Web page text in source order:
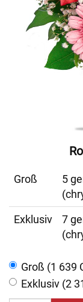
Groß
5
Exklusiv
7
Groß (1 639
Exklusiv (2